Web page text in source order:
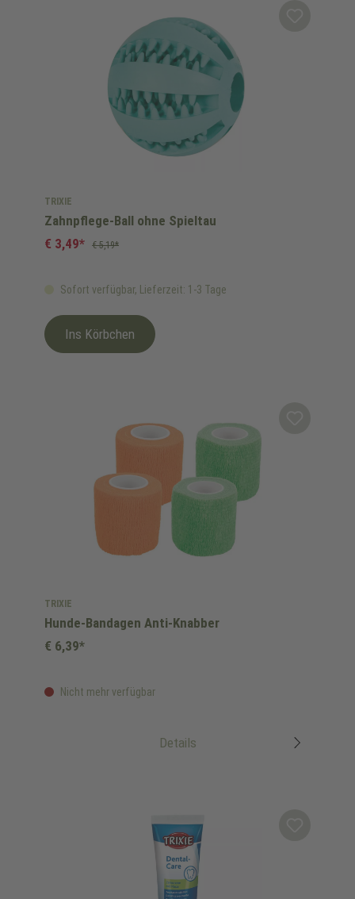
TRIXIE
Zahnpflege-Ball ohne Spieltau
Sofort verfügbar, Lieferzeit: 1-3 Tage
€ 3,49* € 5,19*
Ins Körbchen
TRIXIE
Hunde-Bandagen Anti-Knabber
Nicht mehr verfügbar
€ 6,39*
Details